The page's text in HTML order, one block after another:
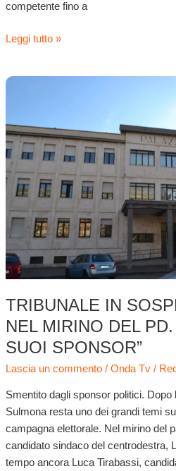
competente fino a
Leggi tutto »
TRIBUNALE IN
NEL MIRINO DEL
SUOI SPONSOR”
Lascia un commento / Onda Tv/
Smentito dagli sponsor politici. Dopo
Sulmona resta uno dei grandi temi
campagna elettorale. Nel mirino del
candidato sindaco del centrodestra,
tempo ancora Luca Tirabassi,
Tribunale
Tirabassi
nel
mirino
del
“Smentito
dai
suoi
sponsor”